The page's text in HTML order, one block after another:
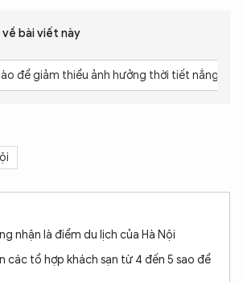
bài viết này
để giảm thiểu ảnh hưởng thời tiết nắng
nhận là điểm du lịch của Hà Nội
các tổ hợp khách sạn từ 4 đến 5 sao để